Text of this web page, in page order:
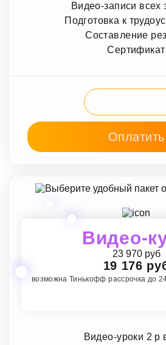
Видео-записи всех
Подготовка к
Составление
Сертификат
Оплатить
Видео-
23 970 руб
19 176
возможна Тинькофф рассрочка до
Видео-уроки 2 р